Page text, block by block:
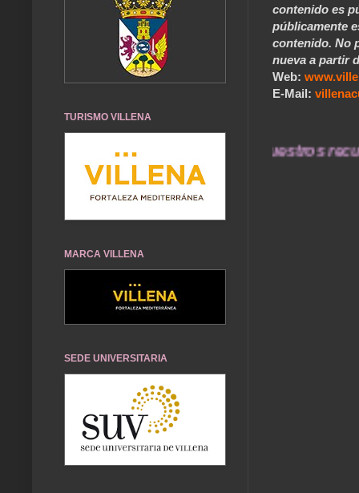
contenido es
públicamente
contenido. No
nueva a partir
Web:
E-Mail:
... Nuestros recuerdos
TURISMO VILLENA
MARCA VILLENA
SEDE UNIVERSITARIA